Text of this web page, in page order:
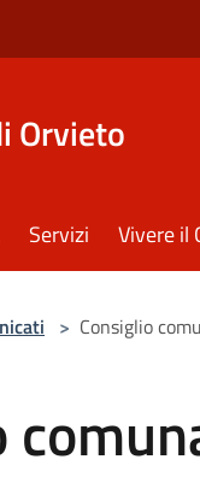
Orvieto
Servizi Vivere il
> Consiglio